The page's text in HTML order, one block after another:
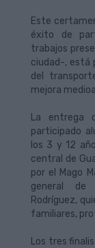
Este
éxito de
trabajos
ciudad-, está
del
mejora
La entrega
participado
los 3 y 12
central de
por el Mago
general de
Rodríguez,
familiares,
Los tres